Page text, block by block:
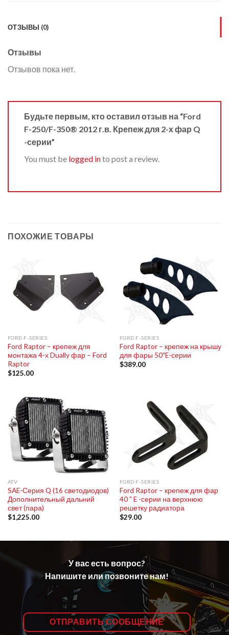
ОТЗЫВЫ (0)
Отзывы
Отзывов пока нет.
Будьте первым, кто оставил отзыв на “Ford
F-250/F-350® 2012 г.в. Крепеж для 2-х фар Q
-серии”
You must be logged into post a review.
ПОХОЖИЕ ТОВАРЫ
FORD F-SERIES
Ford Raptor – крепеж для
монтажа 4-х Dually фар – Ford
Raptor
$125.00
FORD F-SERIES
Ford Raptor – крепеж на крышу
для фары 50″E-серии
$389.00
ATV
SAE-Серия Q (16 светодиодов)
Дополнительный дальний
свет (пара)
$1,225.00
FORD F-SERIES
Ford Raptor – крепеж для фар
40 ” E -серии на верхнюю
решетку радиатора
$29.00
У вас есть вопрос?
Напишите или позвоните нам!
ОТПРАВИТЬ СООБЩЕНИЕ